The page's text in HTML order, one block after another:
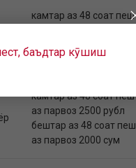
камтар аз 48 соат пеш
аз парвоз 2500 рубл
камтар аз 48 соат пеш
аз парвоз 2500 рубл
бештар аз 48 соат пеш
аз парвоз 2000 сум
баъдтар кӯшиш